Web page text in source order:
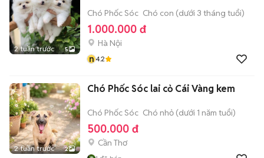
2 tuần trước 5
Chó Phốc Sóc Chó con (dưới 3 tháng tuổi)
1.000.000 đ
Hà Nội
n4.2
2 tuần trước 2
Chó Phốc Sóc lai cỏ Cái Vàng kem
Chó Phốc Sóc Chó nhỏ (dưới 1 năm tuổi)
500.000 đ
Cần Thơ